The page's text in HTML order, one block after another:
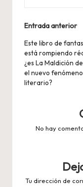
de
entradas
Entrada anterior
Este libro de
está rompiendo
¿es La Maldición
el nuevo fenómeno
literario?
No hay
Tu dirección de